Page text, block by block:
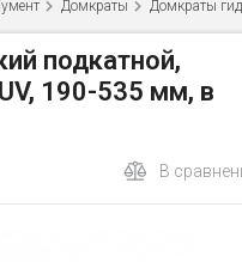
Домкраты Домкраты
подкатной,
190-535 мм, в
В